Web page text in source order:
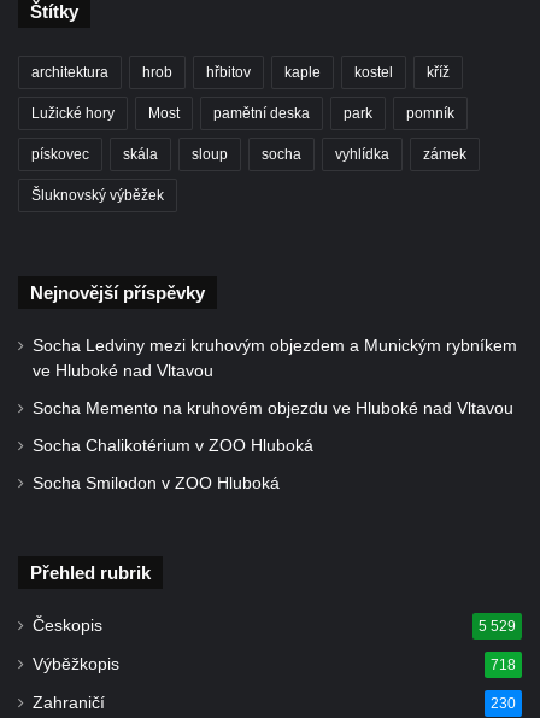
Krásně
Kostel Božího Těla v Kraslicích
Kaple Panny Marie pod hradem Přimda
Kaple Panny Marie v Kunčicích nad Labem
Jablonce nad Nisou
Márnice/hřbitovní kaple na hřbitově v
Rychnově u Jablonce nad Nisou
Výklenková kaple naproti domu čp. 34 v
Krásné u Pěnčína
Kostel svatého Josefa v Krásné u Pěnčína
Štítky
architektura hrob hřbitov kaple kostel kříž
Lužické hory Most pamětní deska park pomník
pískovec skála sloup socha vyhlídka zámek
Šluknovský výběžek
Nejnovější příspěvky
Socha Ledviny mezi kruhovým objezdem a Munickým rybníkem
ve Hluboké nad Vltavou
Socha Memento na kruhovém objezdu ve Hluboké nad Vltavou
Socha Chalikotérium v ZOO Hluboká
Socha Smilodon v ZOO Hluboká
Přehled rubrik
Českopis 5 529
Výběžkopis 718
Zahraničí 230